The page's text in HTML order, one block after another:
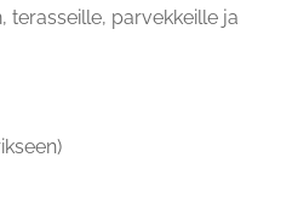
terasseille, parvekkeille ja